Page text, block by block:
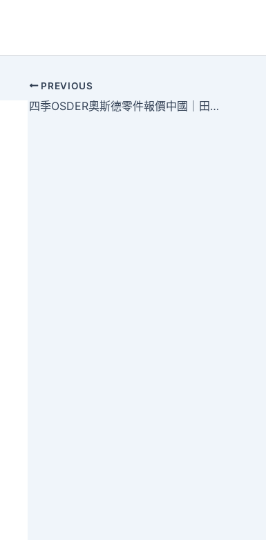
PREVIOUS
四季OSDER奧斯德零件報價中國｜田間朝暮 稻浪飄香_中國網